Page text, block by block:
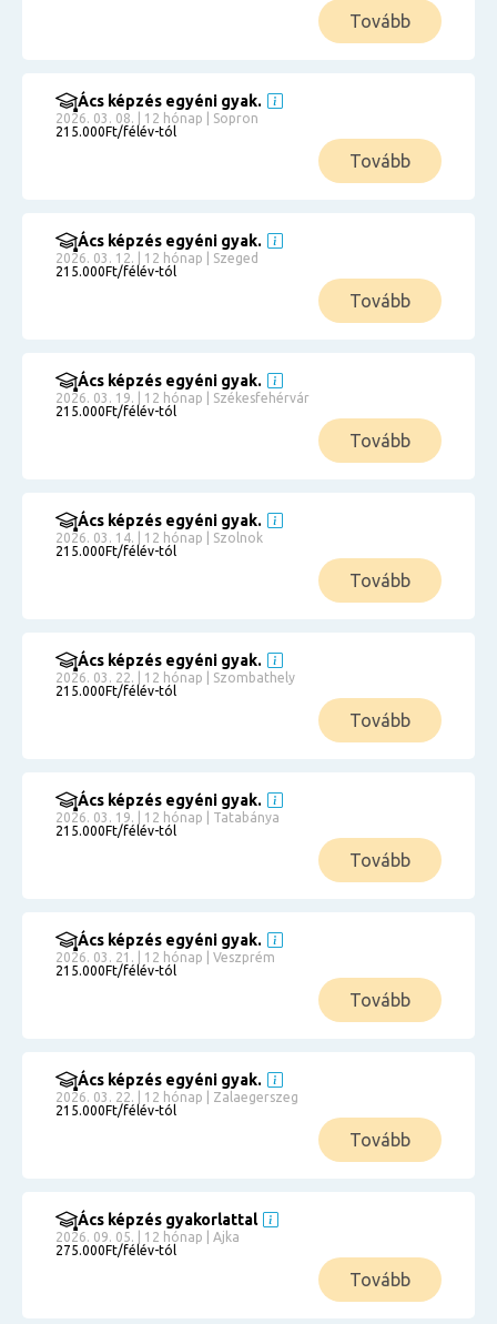
Tovább
Ács képzés egyéni gyak.
2026. 03. 08. | 12 hónap | Sopron
215.000Ft/félév-tól
Tovább
Ács képzés egyéni gyak.
2026. 03. 12. | 12 hónap | Szeged
215.000Ft/félév-tól
Tovább
Ács képzés egyéni gyak.
2026. 03. 19. | 12 hónap | Székesfehérvár
215.000Ft/félév-tól
Tovább
Ács képzés egyéni gyak.
2026. 03. 14. | 12 hónap | Szolnok
215.000Ft/félév-tól
Tovább
Ács képzés egyéni gyak.
2026. 03. 22. | 12 hónap | Szombathely
215.000Ft/félév-tól
Tovább
Ács képzés egyéni gyak.
2026. 03. 19. | 12 hónap | Tatabánya
215.000Ft/félév-tól
Tovább
Ács képzés egyéni gyak.
2026. 03. 21. | 12 hónap | Veszprém
215.000Ft/félév-tól
Tovább
Ács képzés egyéni gyak.
2026. 03. 22. | 12 hónap | Zalaegerszeg
215.000Ft/félév-tól
Tovább
Ács képzés gyakorlattal
2026. 09. 05. | 12 hónap | Ajka
275.000Ft/félév-tól
Tovább